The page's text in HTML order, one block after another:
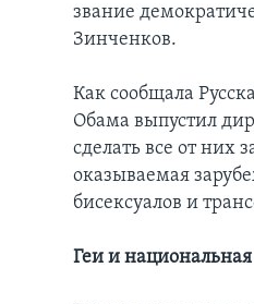
звание
Зинченков.
Как сообщала
Обама выпустил
сделать все от
оказываемая
бисексуалов и
Геи и национальная